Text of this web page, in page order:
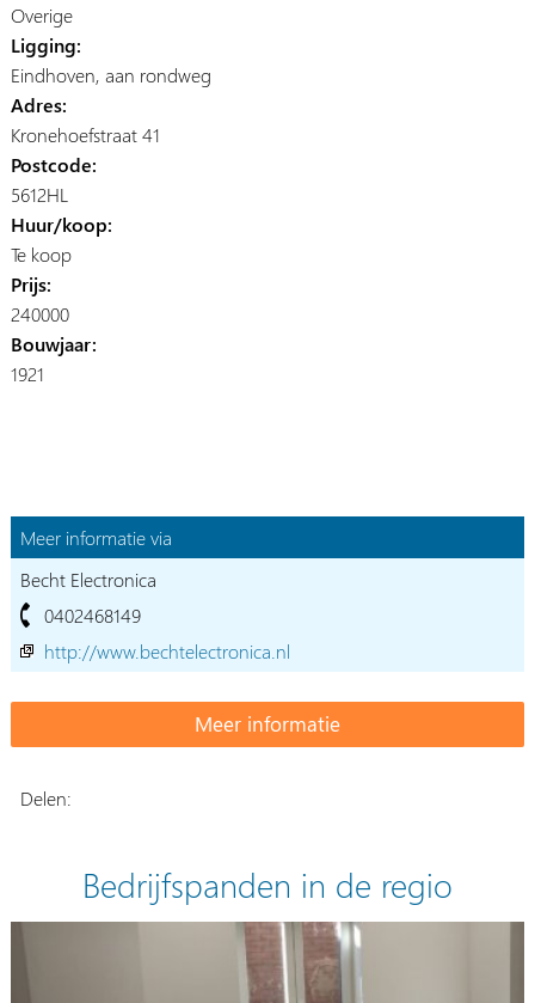
Overige
Ligging:
Eindhoven, aan rondweg
Adres:
Kronehoefstraat 41
Postcode:
5612HL
Huur/koop:
Te koop
Prijs:
240000
Bouwjaar:
1921
Meer informatie via
Becht Electronica
0402468149
http://www.bechtelectronica.nl
Delen:
Bedrijfspanden in de regio